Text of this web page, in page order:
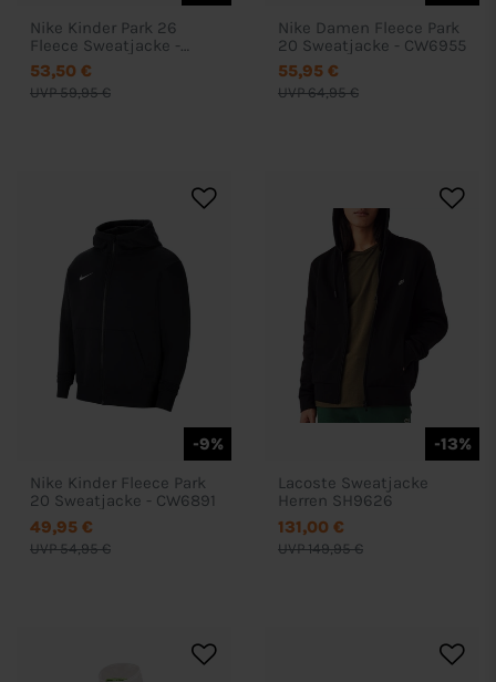
Nike Kinder Park 26
Fleece Sweatjacke -
IB1232
UVP 59,95 €
53,50 €
Nike Damen Fleece Park
20 Sweatjacke - CW6955
UVP 64,95 €
55,95 €
-9%
Nike Kinder Fleece Park
20 Sweatjacke - CW6891
UVP 54,95 €
49,95 €
-13%
Lacoste Sweatjacke
Herren SH9626
UVP 149,95 €
131,00 €